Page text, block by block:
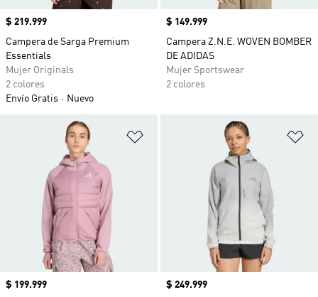
Precio
$ 219.999
Campera de Sarga Premium
Essentials
Mujer Originals
2 colores
Envío Gratis
Nuevo
Precio
$ 149.999
Campera Z.N.E. WOVEN BOMBER
DE ADIDAS
Mujer Sportswear
2 colores
Añadir a la lista de deseos
Precio
$ 199.999
Precio
$ 249.999